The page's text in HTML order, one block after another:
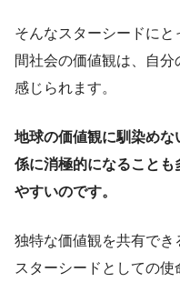
そんなスターシードにと
間社会の価値観は、自
感じられます。
地球の価値観に馴染めな
係に消極的になること
やすいのです。
独特な価値観を共有でき
スターシードとしての使